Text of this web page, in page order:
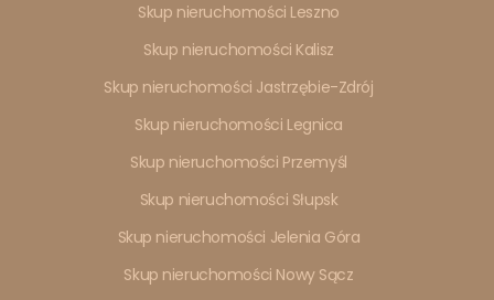
Skup nieruchomości Leszno
Skup nieruchomości Kalisz
Skup nieruchomości Jastrzębie-Zdrój
Skup nieruchomości Legnica
Skup nieruchomości Przemyśl
Skup nieruchomości Słupsk
Skup nieruchomości Jelenia Góra
Skup nieruchomości Nowy Sącz